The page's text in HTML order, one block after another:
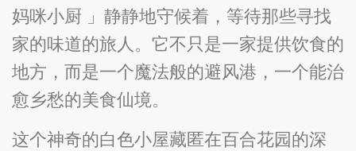
妈咪小厨 」静静地守候着，等待那些寻找
家的味道的旅人。它不只是一家提供饮食的
地方，而是一个魔法般的避风港，一个能治
愈乡愁的美食仙境。
这个神奇的白色小屋藏匿在百合花园的深